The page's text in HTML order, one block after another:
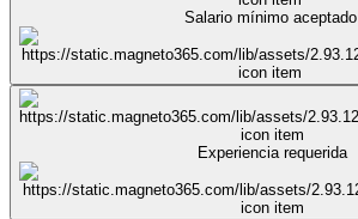
Salario mínimo aceptado
Experiencia requerida